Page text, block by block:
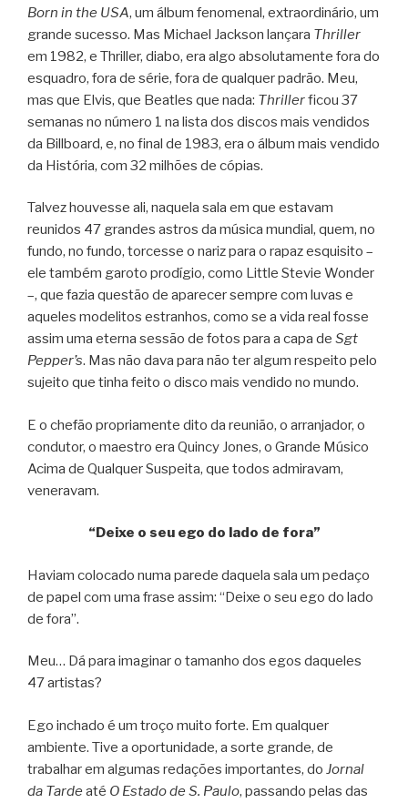
Born in the USA, um álbum fenomenal, extraordinário, um
grande sucesso. Mas Michael Jackson lançara Thriller
em 1982, e Thriller, diabo, era algo absolutamente fora do
esquadro, fora de série, fora de qualquer padrão. Meu,
mas que Elvis, que Beatles que nada: Thrillerficou 37
semanas no número 1 na lista dos discos mais vendidos
da Billboard, e, no final de 1983, era o álbum mais vendido
da História, com 32 milhões de cópias.
Talvez houvesse ali, naquela sala em que estavam
reunidos 47 grandes astros da música mundial, quem, no
fundo, no fundo, torcesse o nariz para o rapaz esquisito –
ele também garoto prodígio, como Little Stevie Wonder
–, que fazia questão de aparecer sempre com luvas e
aqueles modelitos estranhos, como se a vida real fosse
assim uma eterna sessão de fotos para a capa de Sgt
Pepper’s. Mas não dava para não ter algum respeito pelo
sujeito que tinha feito o disco mais vendido no mundo.
E o chefão propriamente dito da reunião, o arranjador, o
condutor, o maestro era Quincy Jones, o Grande Músico
Acima de Qualquer Suspeita, que todos admiravam,
veneravam.
“Deixe o seu ego do lado de fora”
Haviam colocado numa parede daquela sala um pedaço
de papel com uma frase assim: “Deixe o seu ego do lado
de fora”.
Meu… Dá para imaginar o tamanho dos egos daqueles
47 artistas?
Ego inchado é um troço muito forte. Em qualquer
ambiente. Tive a oportunidade, a sorte grande, de
trabalhar em algumas redações importantes, do Jornal
da Tarde até O Estado de S. Paulo, passando pelas das